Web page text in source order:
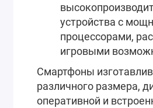
устройства с
процессорами,
игровыми
Смартфоны
различного размера,
оперативной и